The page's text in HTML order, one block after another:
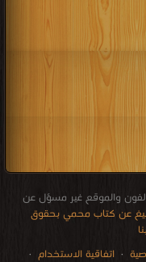
والموقع غير مسؤل عن
عن كتاب محمي بحقوق
· اتفاقية الاستخدام ·